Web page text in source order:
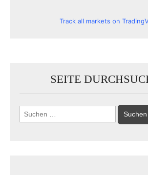
Track all markets on
SEITE
Suchen
nach: